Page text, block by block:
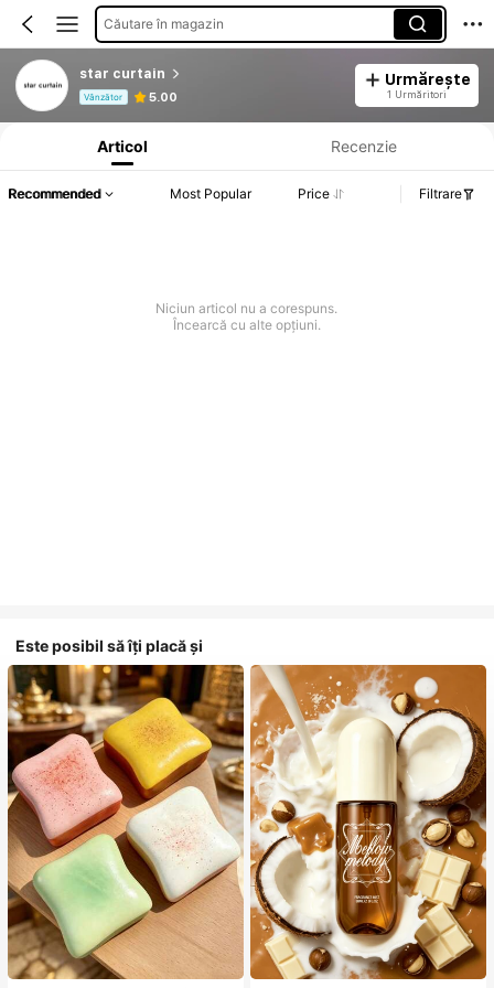
Căutare în magazin
star curtain
Vânzător 5.00
Urmărește
1 Urmăritori
Informații despre produs: Divulgarea prețului, detalii privind vânzările și stocul.
Articol Recenzie
Recommended Most Popular Price Filtrare
Niciun articol nu a corespuns.
Încearcă cu alte opțiuni.
Este posibil să îți placă și